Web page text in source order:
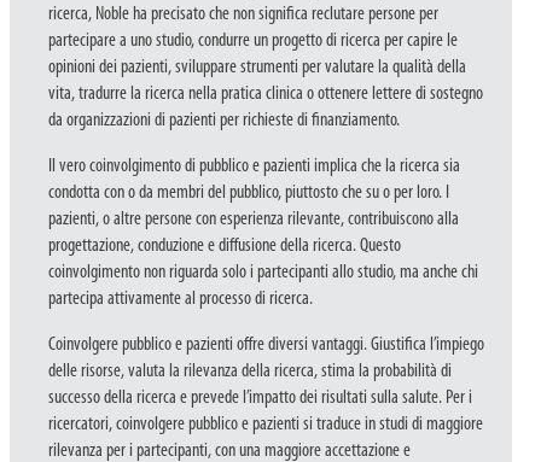
ricerca, Noble ha precisato che non significa reclutare persone per
partecipare a uno studio, condurre un progetto di ricerca per capire le
opinioni dei pazienti, sviluppare strumenti per valutare la qualità della
vita, tradurre la ricerca nella pratica clinica o ottenere lettere di sostegno
da organizzazioni di pazienti per richieste di finanziamento.
Il vero coinvolgimento di pubblico e pazienti implica che la ricerca sia
condotta con o da membri del pubblico, piuttosto che su o per loro. I
pazienti, o altre persone con esperienza rilevante, contribuiscono alla
progettazione, conduzione e diffusione della ricerca. Questo
coinvolgimento non riguarda solo i partecipanti allo studio, ma anche chi
partecipa attivamente al processo di ricerca.
Coinvolgere pubblico e pazienti offre diversi vantaggi. Giustifica l’impiego
delle risorse, valuta la rilevanza della ricerca, stima la probabilità di
successo della ricerca e prevede l’impatto dei risultati sulla salute. Per i
ricercatori, coinvolgere pubblico e pazienti si traduce in studi di maggiore
rilevanza per i partecipanti, con una maggiore accettazione e